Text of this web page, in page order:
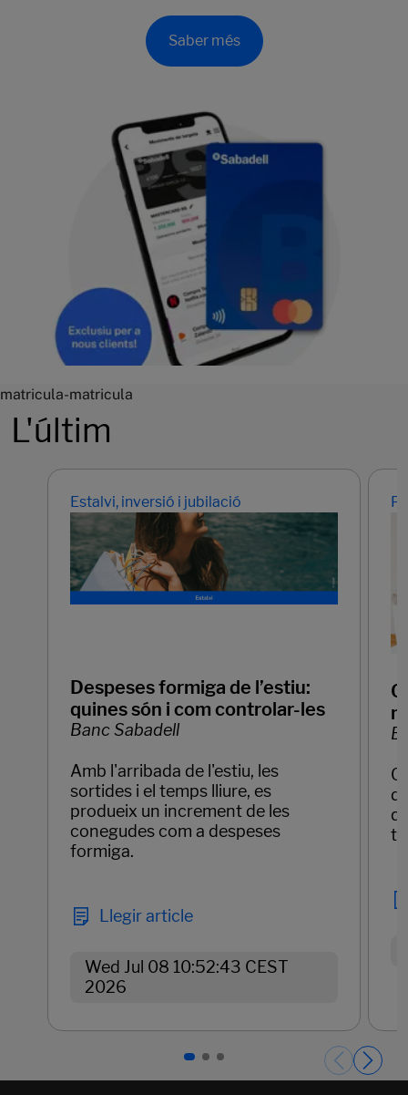
Saber més
matricula-matricula
L'últim
Estalvi, inversió i jubilació
Despeses formiga de l’estiu:
quines són i com controlar-les
Banc Sabadell
Amb l'arribada de l'estiu, les
sortides i el temps lliure, es
produeix un increment de les
conegudes com a despeses
formiga.
Llegir article
Wed Jul 08 10:52:43 CEST
2026